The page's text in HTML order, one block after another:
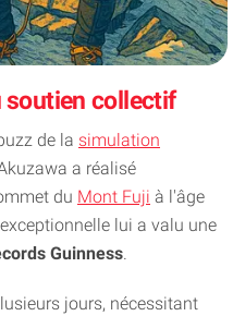
soutien collectif
de la simulation
a réalisé
du Mont Fuji à l'âge
lui a valu une
Guinness
jours, nécessitant